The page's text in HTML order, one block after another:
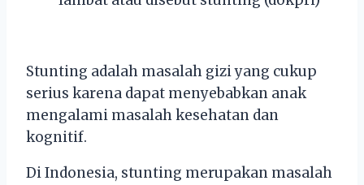
Stunting adalah masalah giziyang cukup
serius karena dapat menyebabkan anak
mengalami masalahkesehatan dan
kognitif.
DiIndonesia, stunting merupakan masalah